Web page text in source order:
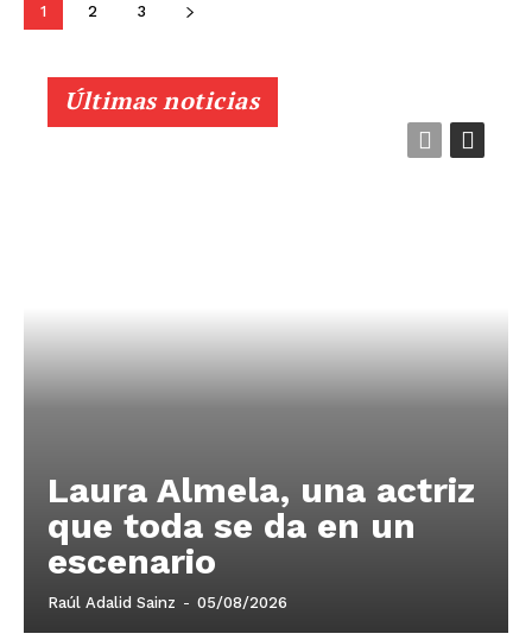
1 2 3
Últimas noticias
Laura Almela, una actriz
que toda se da en un
escenario
Raúl Adalid Sainz - 05/08/2026